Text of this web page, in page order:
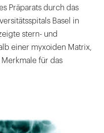
Präparats durch das
Basel in
stern- und
einer myxoiden Matrix,
für das